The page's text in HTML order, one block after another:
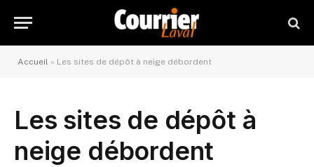
Accueil » Les sites de dépôt à neige débordent
Les sites de dépôt à
neige débordent